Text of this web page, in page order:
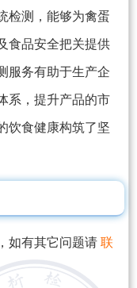
检测，能够为禽蛋
食品安全把关提供
服务有助于生产企
系，提升产品的市
饮食健康构筑了坚
如有其它问题请 联